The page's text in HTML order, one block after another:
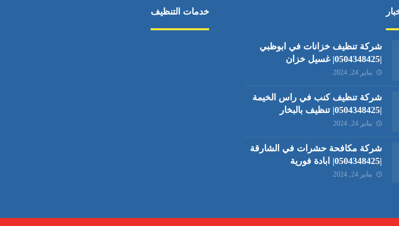
شركة تنظيف خزانات في ابوظبي
|0504348425| غسيل خزان
يناير 24, 2024
شركة تنظيف كنب في راس الخيمة
|0504348425| تنظيف بالبخار
يناير 24, 2024
شركة مكافحة حشرات في الشارقة
|0504348425| ابادة فورية
يناير 24, 2024
خدمات التنظيف